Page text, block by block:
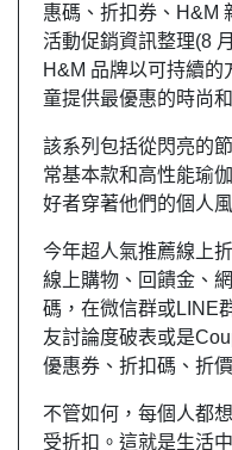
惠碼、折扣券、H&M
活動促銷資訊整理(8
H&M 品牌以可持續的
童提供最優惠的時尚
該系列包括從閃亮的
常基本款和高性能瑜
好者穿著他們的個人
今年超人氣推薦線上
線上購物、回饋金、
碼，在微信群或LINE
友討論度破表或是
優惠券、折扣碼、折
不管如何，每個人都
受折扣。這就是生活